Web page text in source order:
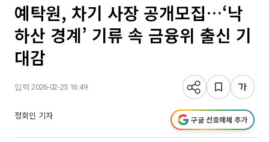
예탁원, 차기 사장 공개모집…‘낙
하산 경계’ 기류 속 금융위 출신 기
대감
입력 2026-02-25 16:49
정회인 기자 구글 선호매체 추가